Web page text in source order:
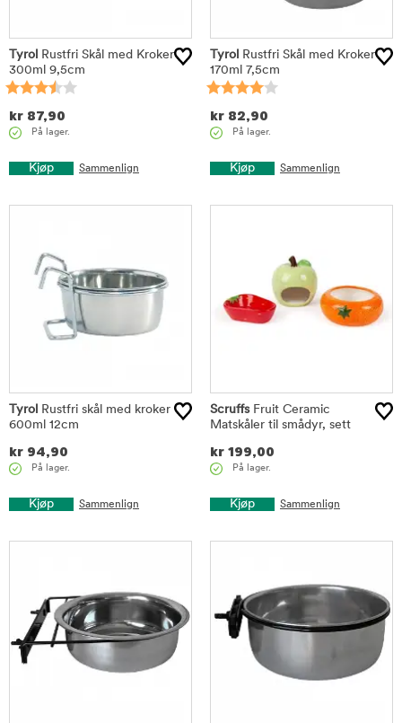
Tyrol Rustfri Skål med Kroker
300ml 9,5cm
kr 87,90
På lager.
Kjøp Sammenlign
Tyrol Rustfri Skål med Kroker
170ml 7,5cm
kr 82,90
På lager.
Kjøp Sammenlign
Tyrol Rustfri skål med kroker
600ml 12cm
kr 94,90
På lager.
Kjøp Sammenlign
ScruffsFruit Ceramic
Matskåler til smådyr, sett
kr 199,00
På lager.
Kjøp Sammenlign